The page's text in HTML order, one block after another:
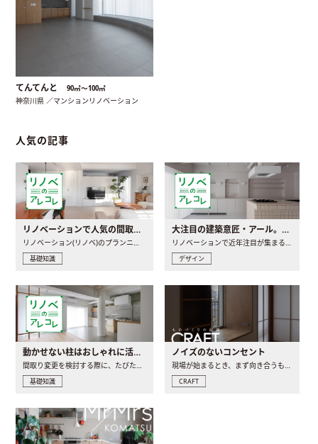
てんてんと 90㎡〜100㎡
神奈川県 ／マンションリノベーション
人気の記事
リノベーションで人気の間取りとは？トレンドの間取りと実例を徹底解説
リノベーション(リノベ)のプランニングで一番最初に決めるのは..
基礎知識
大注目の建築意匠・アール。人気の理由と空間に取り入れるポイント
リノベーションで近年注目が集まる建築意匠の一つであるアール..
デザイン
動かせない柱はおしゃれに活用！柱を魅せるリノベーション(リノベ)4選
間取り変更を検討する際に、たびたび皆さんの頭を悩ませる動か..
基礎知識
ノイズのないコンセント
現場が始まるとき、まず向き合うものの一つがコンセントです..
CRAFT